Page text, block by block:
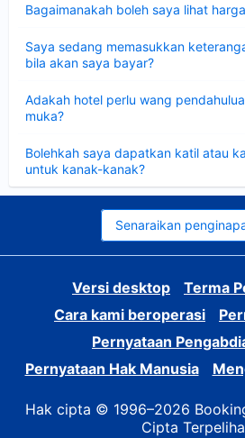
Bagaimanakah boleh saya lihat
Saya sedang memasukkan
bila akan saya bayar?
Adakah hotel perlu wang
muka?
Bolehkah saya dapatkan katil atau
untuk kanak-kanak?
Senaraikan
Versi desktop
Terma
Cara kami beroperasi
Pernyataan
Pernyataan Hak Manusia
Hak cipta © 1996–2026
Cipta